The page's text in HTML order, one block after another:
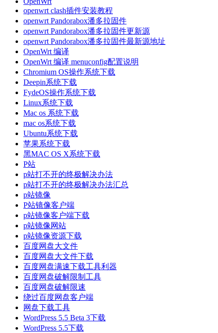
openwrt clash插件安装教程
openwrt Pandorabox潘多拉固件
openwrt Pandorabox潘多拉固件更新源
openwrt Pandorabox潘多拉固件最新源地址
OpenWrt 编译
OpenWrt 编译 menuconfig配置说明
Chromium OS操作系统下载
Deepin系统下载
FydeOS操作系统下载
Linux系统下载
Mac os 系统下载
mac os系统下载
Ubuntu系统下载
苹果系统下载
黑MAC OS X系统下载
P站
p站打不开的终极解决办法
p站打不开的终极解决办法汇总
p站镜像
P站镜像客户端
p站镜像客户端下载
p站镜像网站
p站镜像资源下载
百度网盘大文件
百度网盘大文件下载
百度网盘满速下载工具利器
百度网盘破解限制工具
百度网盘破解限速
绕过百度网盘客户端
网盘下载工具
WordPress 5.5 Beta 3下载
WordPress 5.5下载